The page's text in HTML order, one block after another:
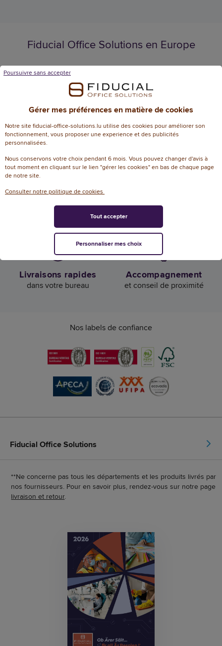
Fiducial Office Solutions en Europe
Luxembourg
Confiance et satisfaction Livraison offerte
Livraisons rapides
dans votre bureau
Accompagnement
et conseil de proximité
Nos labels de confiance
Fiducial Office Solutions
**Ne concerne pas tous les départements et les produits livrés par
nos fournisseurs. Pour en savoir plus, rendez-vous sur notre page
livraison et retour.
Gérer mes préférences en matière de cookies
Notre site fiducial-office-solutions.lu utilise des cookies pour améliorer son
fonctionnement, vous proposer une experience et des publicités
personnalisées.
Nous conservons votre choix pendant 6 mois. Vous pouvez changer d'avis à
tout moment en cliquant sur le lien "gérer les cookies" en bas de chaque page
de notre site.
Consulter notre politique de cookies
Poursuivre sans accepter
Personnaliser mes choix
Tout accepter